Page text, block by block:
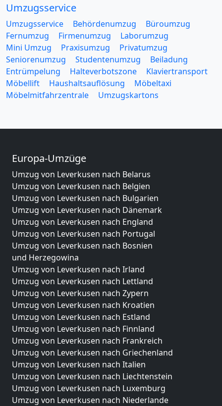
Umzugsservice
Umzugsservice Behördenumzug
Büroumzug
Fernumzug
Firmenumzug
Laborumzug
Mini Umzug
Praxisumzug
Privatumzug
Seniorenumzug
Studentenumzug
Beiladung
Entrümpelung
Halteverbotszone
Klaviertransport
Möbellift
Haushaltsauflösung
Möbeltaxi
Möbelmitfahrzentrale
Umzugskartons
Europa-Umzüge
Umzug von Leverkusen nach Belarus
Umzug von Leverkusen nach Belgien
Umzug von Leverkusen nach Bulgarien
Umzug von Leverkusen nach Dänemark
Umzug von Leverkusen nach England
Umzug von Leverkusen nach Portugal
Umzug von Leverkusen nach Bosnien
und Herzegowina
Umzug von Leverkusen nach Irland
Umzug von Leverkusen nach Lettland
Umzug von Leverkusen nach Zypern
Umzug von Leverkusen nach Kroatien
Umzug von Leverkusen nach Estland
Umzug von Leverkusen nach Finnland
Umzug von Leverkusen nach Frankreich
Umzug von Leverkusen nach Griechenland
Umzug von Leverkusen nach Italien
Umzug von Leverkusen nach Liechtenstein
Umzug von Leverkusen nach Luxemburg
Umzug von Leverkusen nach Niederlande